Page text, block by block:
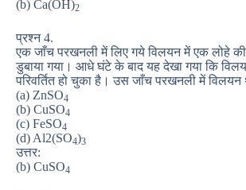
(b) Ca(OH)2
प्रश्न 4.
एक जाँच परखनली में लिए गये विलयन में एक लोहे
डुबाया गया। आधे घंटे के बाद यह देखा गया कि
परिवर्तित हो चुका है। उस जाँच परखनली में विलयन
(a) ZnSO4
(b) CuSO4
(c) FeSO4
(d) Al2(SO4)3
उत्तर:
(b) CuSO4